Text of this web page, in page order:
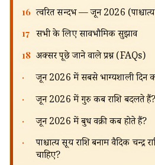
16 त्वरित सन्दर्भ — जून 2026
17 सभी के लिए सार्वभौमिक सुझाव
18 अक्सर पूछे जाने वाले प्रश्न (FAQs)
· जून 2026 में सबसे भाग्यशाली दिन
· जून 2026 में गुरु कब राशि बदलते हैं?
· जून 2026 में बुध वक्री कब होते हैं?
·
पाश्चात्य सूर्य राशि बनाम वैदिक
चाहिए?